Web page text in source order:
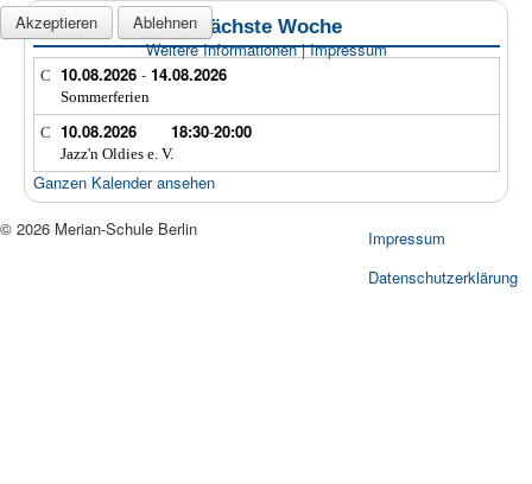
Termine aktuelle/nächste Woche
10.08.2026- 14.08.2026
Sommerferien
10.08.2026 18:30-20:00
Jazz'n Oldies e. V.
Ganzen Kalender ansehen
Impressum
Datenschutzerklärung
© 2026 Merian-Schule Berlin
Akzeptieren
Ablehnen
Weitere Informationen|Impressum